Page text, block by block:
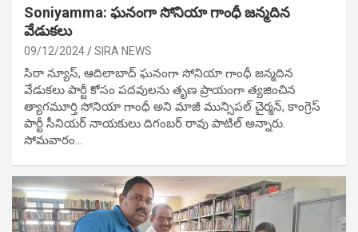
Soniyamma: ఘ‌నంగా సోనియా గాంధీ జ‌న్మ‌దిన
వేడుక‌లు
09/12/2024 SIRA NEWS
సిరా న్యూస్, ఆదిలాబాద్ ఘ‌నంగా సోనియా గాంధీ జ‌న్మ‌దిన
వేడుక‌లు పార్టీ కోసం ప‌ద‌వుల‌ను తృణ ప్రాయంగా త్య‌జించిన
త్యాగమూర్తి సోనియా గాంధీ అని మాజీ మున్సిప‌ల్ చైర్మ‌న్, కాంగ్రెస్
పార్టీ సీనియ‌ర్ నాయ‌కులు దిగంబ‌ర్ రావు పాటిల్ అన్నారు.
సోమవారం…